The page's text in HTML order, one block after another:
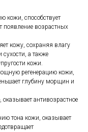
кожи, способствует
появление возрастных
кожу, сохраняя влагу
а также
кожи.
регенерацию кожи,
глубину морщин и
антивозрастное
тона кожи, оказывает